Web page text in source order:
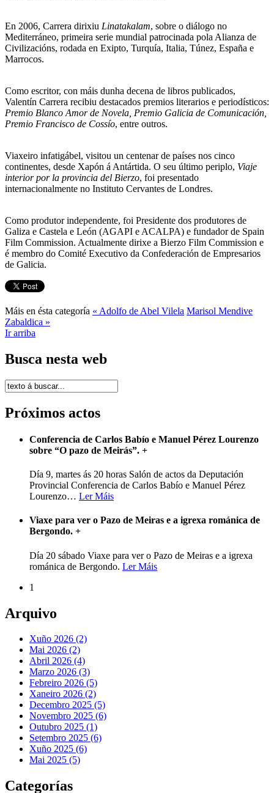
En 2006, Carrera dirixiu Linatakalam, sobre o diálogo no
Mediterráneo, primeira serie mundial patrocinada pola Alianza de
Civilizacións, rodada en Exipto, Turquía, Italia, Túnez, España e
Marrocos.
Como escritor, con máis dunha decena de libros publicados,
Valentín Carrera recibiu destacados premios literarios e periodísticos:
Premio Blanco Amor de Novela, Premio Galicia de Comunicación,
Premio Francisco de Cossío, entre outros.
Viaxeiro infatigábel, visitou un centenar de países nos cinco
continentes, desde Xapón á Antártida. O seu último periplo, Viaje
interior por la provincia del Bierzo, foi presentado
internacionalmente no Instituto Cervantes de Londres.
Como produtor independente, foi Presidente dos produtores de
Galiza e Castela e León (AGAPI e ACALPA) e fundador de Spain
Film Commission. Actualmente dirixe a Bierzo Film Commission e
é membro do Comité Executivo da Confederación de Empresarios
de Galicia.
Máis en ésta categoría « Adolfo de Abel Vilela Marisol Mendive
Zabaldica »
Ir arriba
Busca nesta web
Próximos actos
Conferencia de Carlos Babío e Manuel Pérez Lourenzo
sobre “O pazo de Meirás”. +
Día 9, martes ás 20 horas Salón de actos da Deputación
Provincial Conferencia de Carlos Babío e Manuel Pérez
Lourenzo… Ler Máis
Viaxe para ver o Pazo de Meiras e a igrexa románica de
Bergondo. +
Día 20 sábado Viaxe para ver o Pazo de Meiras e a igrexa
románica de Bergondo. Ler Máis
1
Arquivo
Xuño 2026 (2)
Mai 2026 (2)
Abril 2026 (4)
Marzo 2026 (3)
Febreiro 2026 (5)
Xaneiro 2026 (2)
Decembro 2025 (5)
Novembro 2025 (6)
Outubro 2025 (1)
Setembro 2025 (6)
Xuño 2025 (6)
Mai 2025 (5)
Categorías